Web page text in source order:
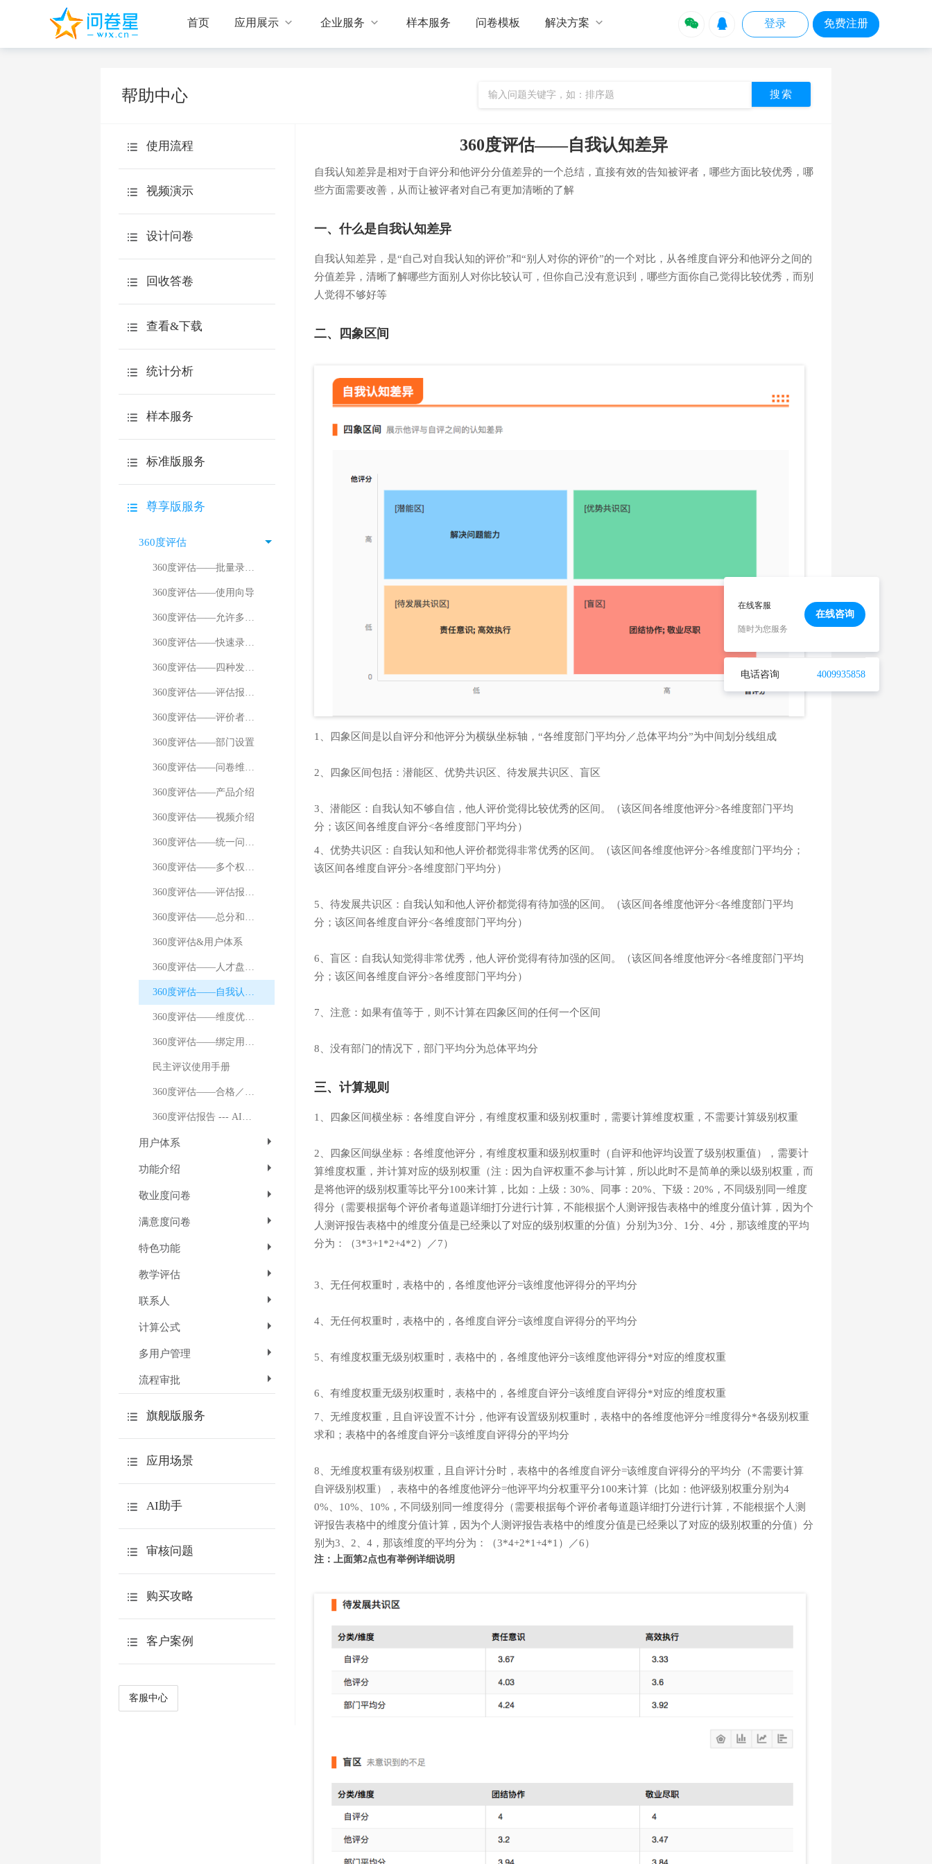
首页 应用展示  企业服务  样本服务 问卷模板 解决方案    登录 免费注册
帮助中心
使用流程
视频演示
统计分析
旗舰版
设计问卷
逻辑设置
问卷外观
问卷设置
设计向导
自定义答卷结果
回收答卷
自定义链接
邀请邮件
邀请短信
填写问题
查看&下载
下载原始答卷
下载到spss分析
统计分析
自定义查询
测评报告
答卷来源分析
其它问题
高级分析
效率工具
样本服务
标准版服务
账号安全
尊享版服务
360度评估
360度评估——批量录入评价关系
360度评估——使用向导
360度评估——允许多次评价
360度评估——快速录入题目
360度评估——四种发放方式的介绍
360度评估——评估报告得分计算逻辑
360度评估——评价者和被评者的追加删除
360度评估——部门设置
360度评估——问卷维度设置
360度评估——产品介绍
360度评估——视频介绍
360度评估——统一问卷链接和二维码
360度评估——多个权重值的设置
360度评估——评估报告得分计算示例
360度评估——总分和平均分的显示规则
360度评估&用户体系
360度评估——人才盘点介绍
360度评估——自我认知差异
360度评估——维度优劣势总结
360度评估——绑定用户体系
民主评议使用手册
360度评估——合格／基准分数线设置
360度评估报告 --- AI分析
用户体系
功能介绍
敬业度问卷
满意度问卷
特色功能
教学评估
联系人
计算公式
多用户管理
流程审批
旗舰版服务
微信服务号用户体系
应用场景
AI助手
AI追问
AI报告
AI点数说明
简答题智能阅卷
审核问题
购买攻略
客户案例
常见案例
客服中心
360度评估——自我认知差异
自我认知差异是相对于自评分和他评分分值差异的一个总结，直接有效的告知被评者，哪些方面比较优秀，哪
些方面需要改善，从而让被评者对自己有更加清晰的了解
一、什么是自我认知差异
自我认知差异，是“自己对自我认知的评价”和“别人对你的评价”的一个对比，从各维度自评分和他评分之间的
分值差异，清晰了解哪些方面别人对你比较认可，但你自己没有意识到，哪些方面你自己觉得比较优秀，而别
人觉得不够好等
二、四象区间
1、四象区间是以自评分和他评分为横纵坐标轴，“各维度部门平均分／总体平均分”为中间划分线组成
2、四象区间包括：潜能区、优势共识区、待发展共识区、盲区
3、潜能区：自我认知不够自信，他人评价觉得比较优秀的区间。（该区间各维度他评分>各维度部门平均
分；该区间各维度自评分<各维度部门平均分）
4、优势共识区：自我认知和他人评价都觉得非常优秀的区间。（该区间各维度他评分>各维度部门平均分；
该区间各维度自评分>各维度部门平均分）
5、待发展共识区：自我认知和他人评价都觉得有待加强的区间。（该区间各维度他评分<各维度部门平均
分；该区间各维度自评分<各维度部门平均分）
6、盲区：自我认知觉得非常优秀，他人评价觉得有待加强的区间。（该区间各维度他评分<各维度部门平均
分；该区间各维度自评分>各维度部门平均分）
7、注意：如果有值等于，则不计算在四象区间的任何一个区间
8、没有部门的情况下，部门平均分为总体平均分
三、计算规则
1、四象区间横坐标：各维度自评分，有维度权重和级别权重时，需要计算维度权重，不需要计算级别权重
2、四象区间纵坐标：各维度他评分，有维度权重和级别权重时（自评和他评均设置了级别权重值），需要计
算维度权重，并计算对应的级别权重（注：因为自评权重不参与计算，所以此时不是简单的乘以级别权重，而
是将他评的级别权重等比平分100来计算，比如：上级：30%、同事：20%、下级：20%，不同级别同一维度
得分（需要根据每个评价者每道题详细打分进行计算，不能根据个人测评报告表格中的维度分值计算，因为个
人测评报告表格中的维度分值是已经乘以了对应的级别权重的分值）分别为3分、1分、4分，那该维度的平均
分为：（3*3+1*2+4*2）／7）
3、无任何权重时，表格中的，各维度他评分=该维度他评得分的平均分
4、无任何权重时，表格中的，各维度自评分=该维度自评得分的平均分
5、有维度权重无级别权重时，表格中的，各维度他评分=该维度他评得分*对应的维度权重
6、有维度权重无级别权重时，表格中的，各维度自评分=该维度自评得分*对应的维度权重
7、无维度权重，且自评设置不计分，他评有设置级别权重时，表格中的各维度他评分=维度得分*各级别权重
求和；表格中的各维度自评分=该维度自评得分的平均分
8、无维度权重有级别权重，且自评计分时，表格中的各维度自评分=该维度自评得分的平均分（不需要计算
自评级别权重），表格中的各维度他评分=他评平均分权重平分100来计算（比如：他评级别权重分别为4
0%、10%、10%，不同级别同一维度得分（需要根据每个评价者每道题详细打分进行计算，不能根据个人测
评报告表格中的维度分值计算，因为个人测评报告表格中的维度分值是已经乘以了对应的级别权重的分值）分
别为3、2、4，那该维度的平均分为：（3*4+2*1+4*1）／6）
注：上面第2点也有举例详细说明